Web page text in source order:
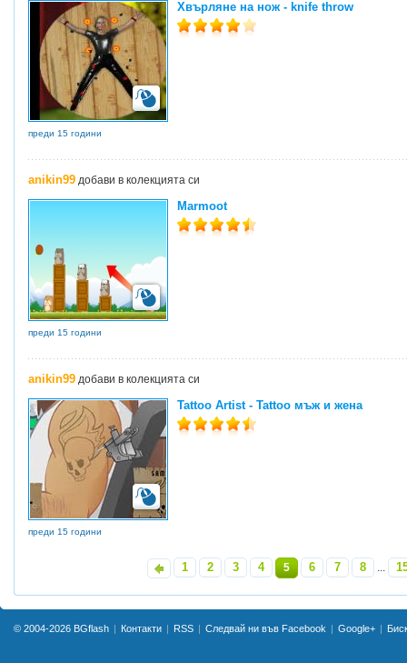
Хвърляне на нож - knife throw
преди 15 години
anikin99 добави в колекцията си
Marmoot
преди 15 години
anikin99 добави в колекцията си
Tattoo Artist - Tattoo мъж и жена
преди 15 години
1 2 3 4 5 6 7 8 ...
© 2004-2026 BGflash Контакти RSS Следвай ни във Facebook Google+